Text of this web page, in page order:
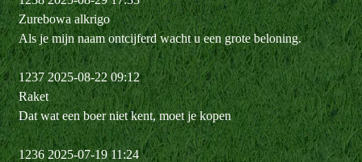
Zurebowa alkrigo
Als je mijn naam ontcijferd wacht u een grote beloning.
1237 2025-08-22 09:12
Raket
Dat wat een boer niet kent, moet je kopen
1236 2025-07-19 11:24